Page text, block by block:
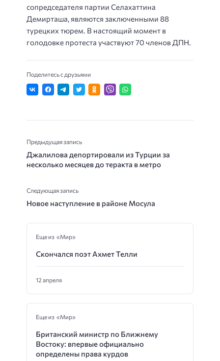
сопредседателя партии Селахаттина
Демирташа, являются заключенными 88
турецких тюрем. В настоящий момент в
голодовке протеста участвуют 70 членов ДПН.
Поделитесь с друзьями
Предыдущая запись
Джалилова депортировали из Турции за
несколько месяцев до теракта в метро
Следующая запись
Новое наступление в районе Мосула
Еще из «Мир»
Скончался поэт Ахмет Телли
12 апреля
Еще из «Мир»
Британский министр по Ближнему
Востоку: впервые официально
определены права курдов